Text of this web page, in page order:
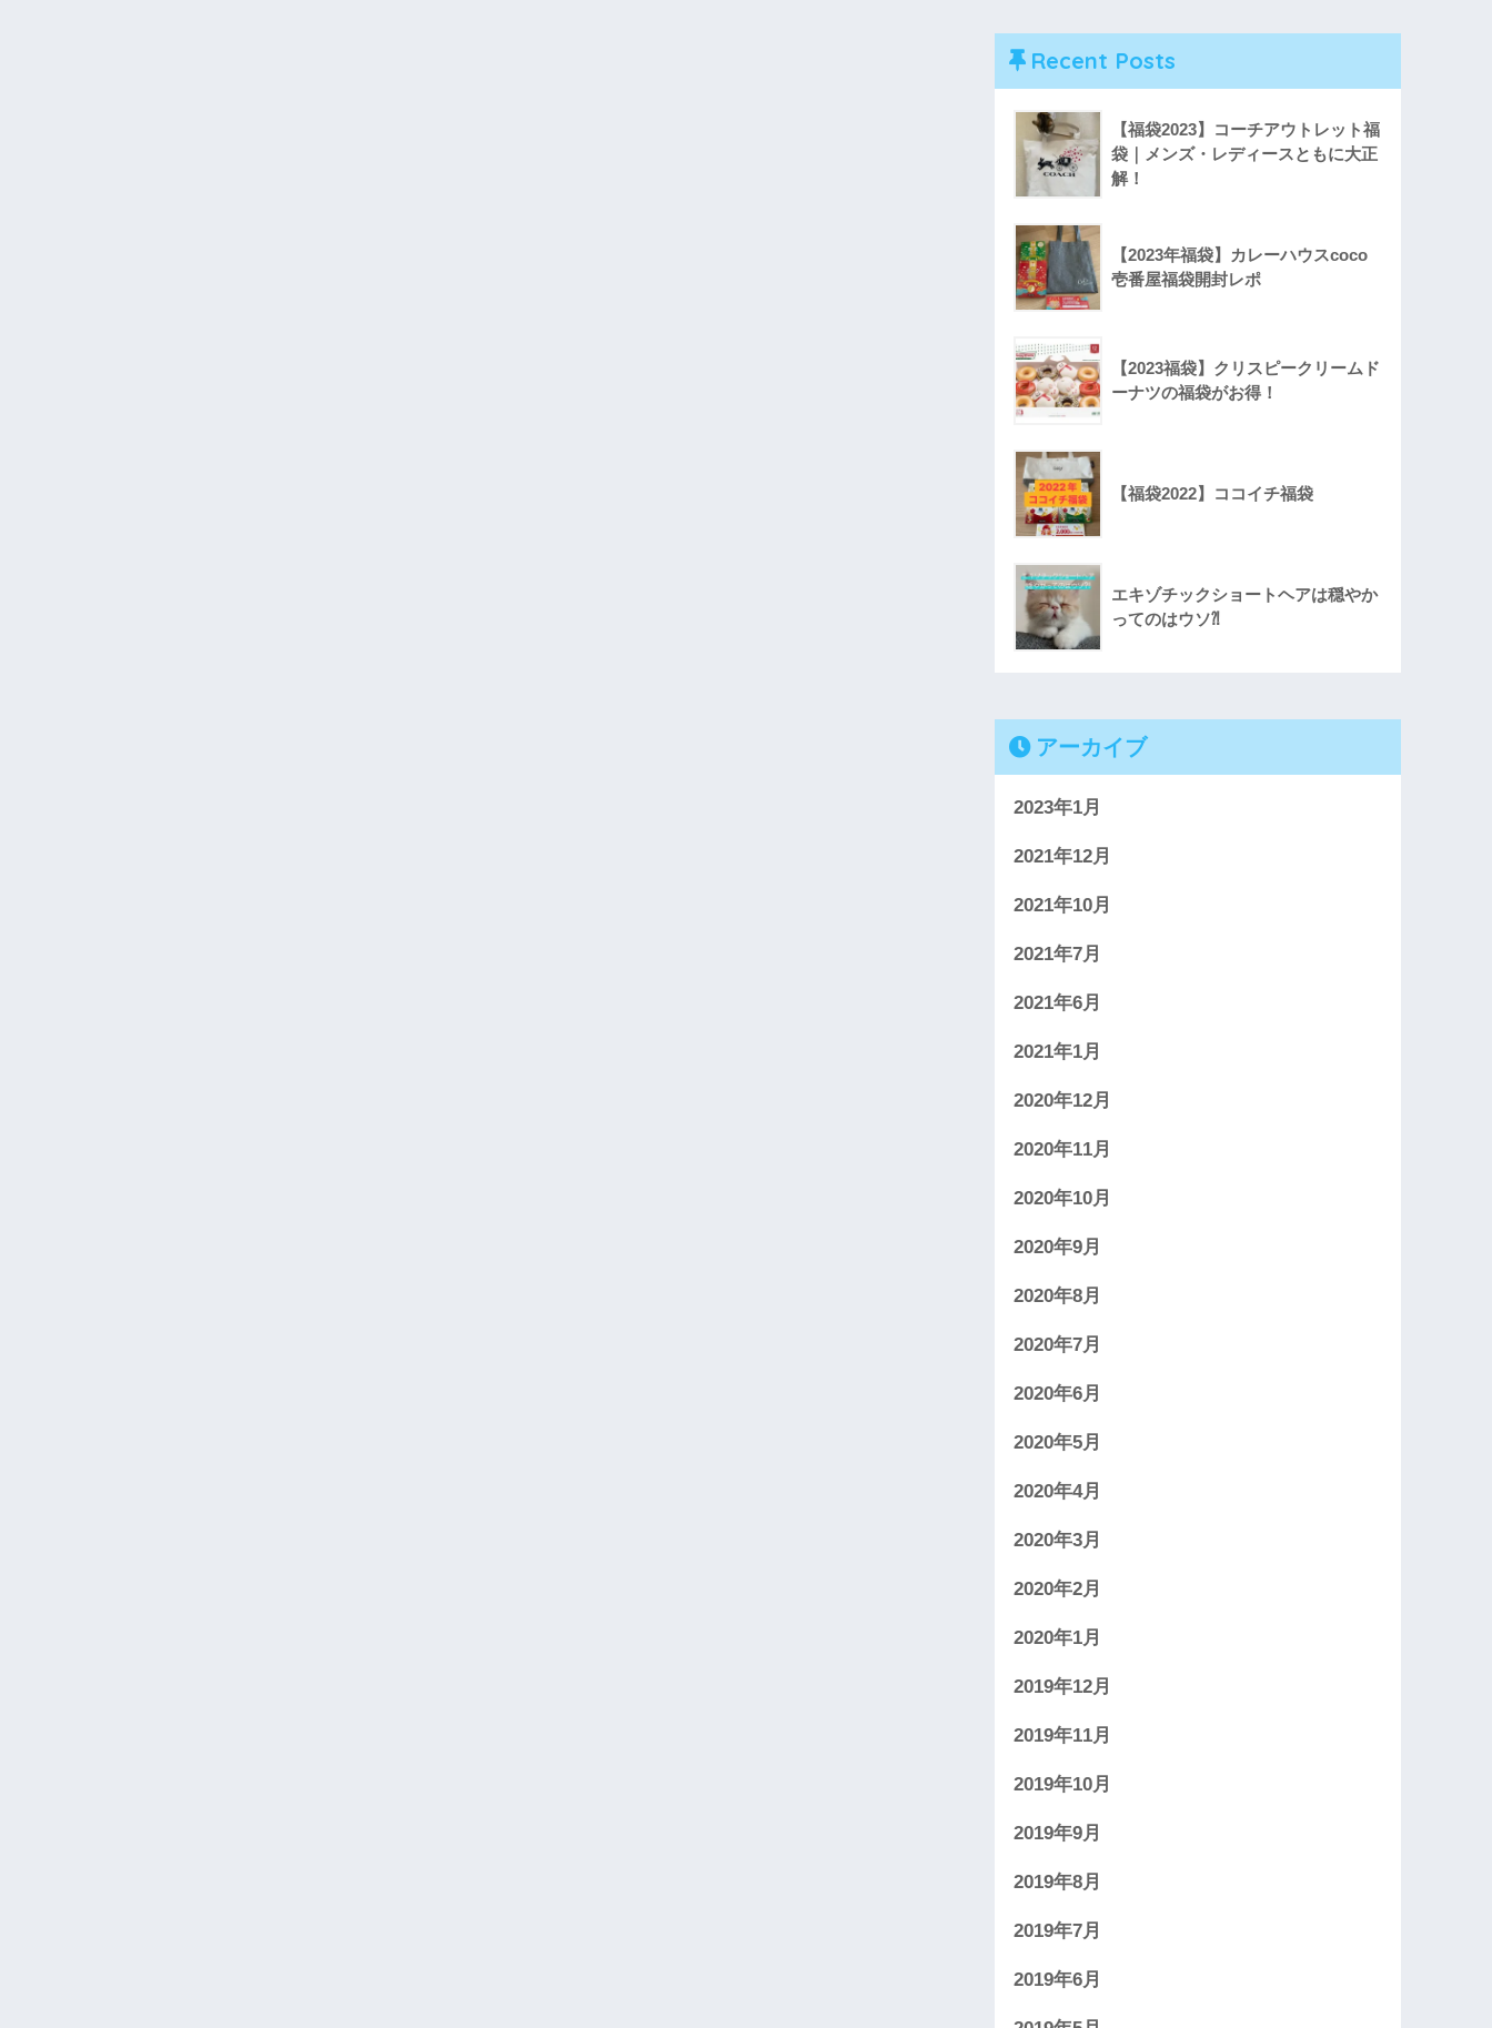
Recent Posts
【福袋2023】コーチアウトレット福
袋｜メンズ・レディースともに大正
解！
【2023年福袋】カレーハウスcoco
壱番屋福袋開封レポ
【2023福袋】クリスピークリームド
ーナツの福袋がお得！
【福袋2022】ココイチ福袋
エキゾチックショートヘアは穏やか
ってのはウソ⁈
アーカイブ
2023年1月
2021年12月
2021年10月
2021年7月
2021年6月
2021年1月
2020年12月
2020年11月
2020年10月
2020年9月
2020年8月
2020年7月
2020年6月
2020年5月
2020年4月
2020年3月
2020年2月
2020年1月
2019年12月
2019年11月
2019年10月
2019年9月
2019年8月
2019年7月
2019年6月